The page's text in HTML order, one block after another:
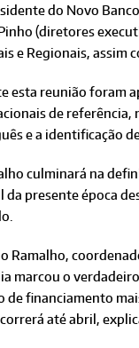
do Novo
(diretores
e Regionais, assim
esta reunião foram
de referência,
e a identificação
culminará na
da presente época
Ramalho,
marcou o
de financiamento
até abril,